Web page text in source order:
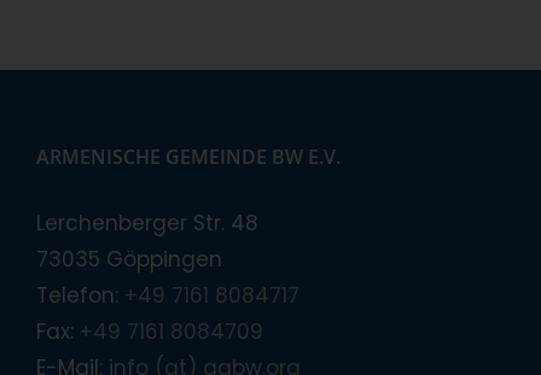
ARMENISCHE GEMEINDE BW E.V.
Lerchenberger Str. 48
73035 Göppingen
Telefon: +49 7161 8084717
Fax: +49 7161 8084709
E-Mail: info (at) agbw.org